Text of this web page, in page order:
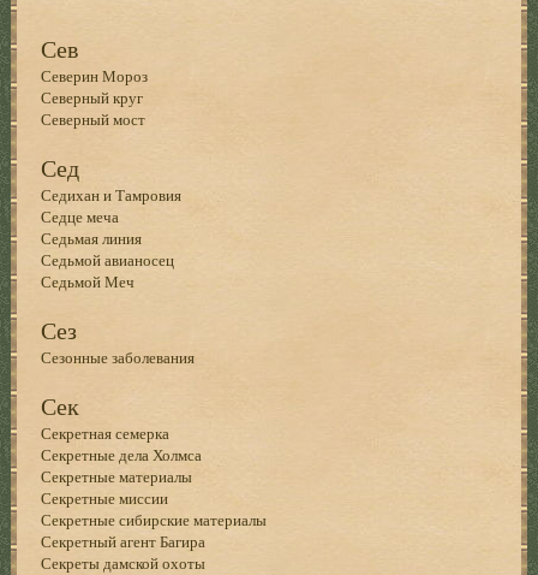
Сев
Северин Мороз
Северный круг
Северный мост
Сед
Седихан и Тамровия
Седце меча
Седьмая линия
Седьмой авианосец
Седьмой Меч
Сез
Сезонные заболевания
Сек
Секретная семерка
Секретные дела Холмса
Секретные материалы
Секретные миссии
Секретные сибирские материалы
Секретный агент Багира
Секреты дамской охоты